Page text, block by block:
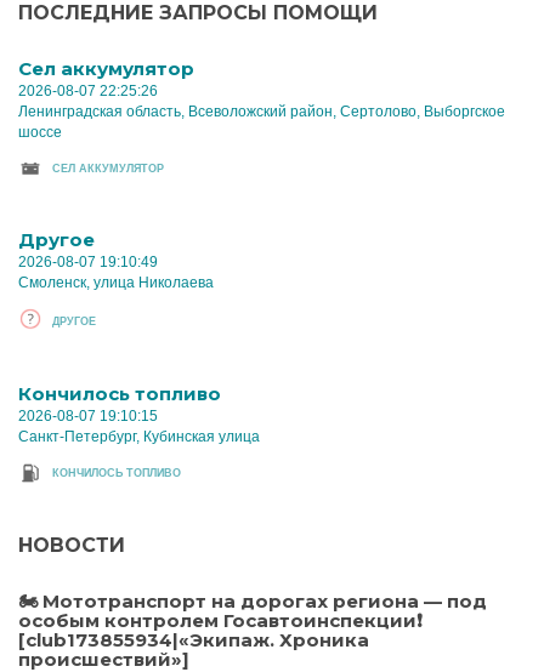
ПОСЛЕДНИЕ ЗАПРОСЫ ПОМОЩИ
Cел аккумулятор
2026-08-07 22:25:26
Ленинградская область, Всеволожский район, Сертолово, Выборгское
шоссе
CЕЛ АККУМУЛЯТОР
Другое
2026-08-07 19:10:49
Смоленск, улица Николаева
ДРУГОЕ
Кончилось топливо
2026-08-07 19:10:15
Санкт-Петербург, Кубинская улица
КОНЧИЛОСЬ ТОПЛИВО
НОВОСТИ
🏍️ Мототранспорт на дорогах региона — под
особым контролем Госавтоинспекции❗️
[club173855934|«Экипаж. Хроника
происшествий»]